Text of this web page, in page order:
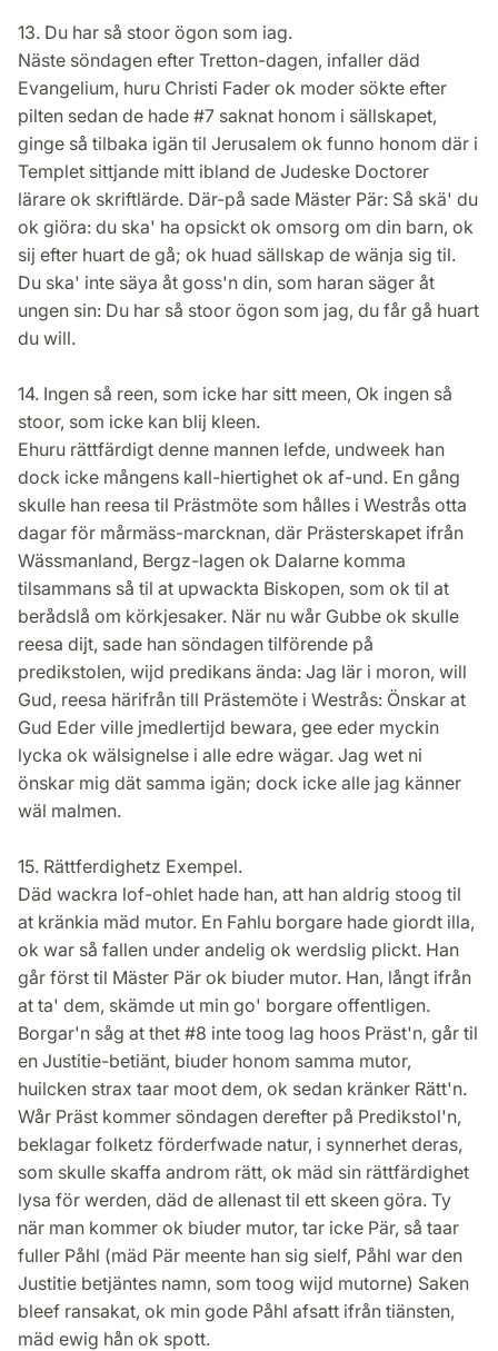
13. Du har så stoor ögon som iag.
Näste söndagen efter Tretton-dagen, infaller däd
Evangelium, huru Christi Fader ok moder sökte efter
pilten sedan de hade #7 saknat honom i sällskapet,
ginge så tilbaka igän til Jerusalem ok funno honom där i
Templet sittjande mitt ibland de Judeske Doctorer
lärare ok skriftlärde. Där-på sade Mäster Pär: Så skä' du
ok giöra: du ska' ha opsickt ok omsorg om din barn, ok
sij efter huart de gå; ok huad sällskap de wänja sig til.
Du ska' inte säya åt goss'n din, som haran säger åt
ungen sin: Du har så stoor ögon som jag, du får gå huart
du will.
14. Ingen så reen, som icke har sitt meen, Ok ingen så
stoor, som icke kan blij kleen.
Ehuru rättfärdigt denne mannen lefde, undweek han
dock icke mångens kall-hiertighet ok af-und. En gång
skulle han reesa til Prästmöte som hålles i Westrås otta
dagar för mårmäss-marcknan, där Prästerskapet ifrån
Wässmanland, Bergz-lagen ok Dalarne komma
tilsammans så til at upwackta Biskopen, som ok til at
berådslå om körkjesaker. När nu wår Gubbe ok skulle
reesa dijt, sade han söndagen tilförende på
predikstolen, wijd predikans ända: Jag lär i moron, will
Gud, reesa härifrån till Prästemöte i Westrås: Önskar at
Gud Eder ville jmedlertijd bewara, gee eder myckin
lycka ok wälsignelse i alle edre wägar. Jag wet ni
önskar mig dät samma igän; dock icke alle jag känner
wäl malmen.
15. Rättferdighetz Exempel.
Däd wackra lof-ohlet hade han, att han aldrig stoog til
at kränkia mäd mutor. En Fahlu borgare hade giordt illa,
ok war så fallen under andelig ok werdslig plickt. Han
går först til Mäster Pär ok biuder mutor. Han, långt ifrån
at ta' dem, skämde ut min go' borgare offentligen.
Borgar'n såg at thet #8 inte toog lag hoos Präst'n, går til
en Justitie-betiänt, biuder honom samma mutor,
huilcken strax taar moot dem, ok sedan kränker Rätt'n.
Wår Präst kommer söndagen derefter på Predikstol'n,
beklagar folketz förderfwade natur, i synnerhet deras,
som skulle skaffa androm rätt, ok mäd sin rättfärdighet
lysa för werden, däd de allenast til ett skeen göra. Ty
när man kommer ok biuder mutor, tar icke Pär, så taar
fuller Påhl (mäd Pär meente han sig sielf, Påhl war den
Justitie betjäntes namn, som toog wijd mutorne) Saken
bleef ransakat, ok min gode Påhl afsatt ifrån tiänsten,
mäd ewig hån ok spott.